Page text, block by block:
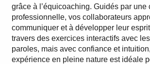
grâce à l’équicoaching. Guidés par une
professionnelle, vos collaborateurs
communiquer et à développer leur
travers des exercices interactifs avec
paroles, mais avec confiance et
expérience en pleine nature est idéale